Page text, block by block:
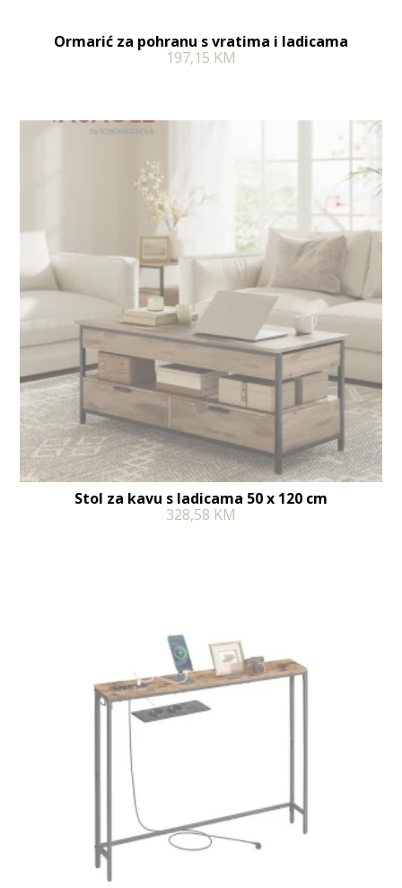
Ormarić za pohranu s vratima i ladicama
197,15 KM
Stol za kavu s ladicama 50 x 120 cm
328,58 KM